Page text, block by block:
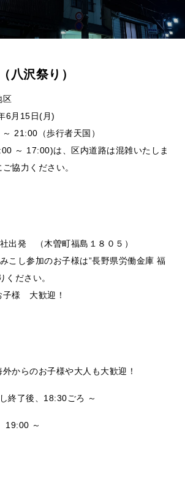
八沢祭り）
6月15日(月)
21:00（歩行者天国）
～ 17:00)は、区内道路は混雑いたしま
協力ください。
出発 （木曽町福島１８０５）
参加のお子様は”長野県労働金庫 福
ください。
子様 大歓迎！
からのお子様や大人も大歓迎！
終了後、18:30ごろ ～
19:00 ～